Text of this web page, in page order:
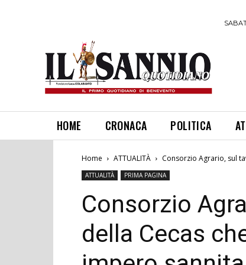
HOME CRONACA POLITICA
Home ATTUALITÀ Consorzio Agrario, sul
ATTUALITÀ PRIMA PAGINA
Consorzio
della Cecas